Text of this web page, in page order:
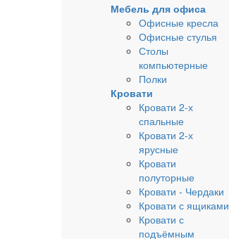
Мебель для офиса
Офисные кресла
Офисные стулья
Столы
компьютерные
Полки
Кровати
Кровати 2-х
спальные
Кровати 2-х
ярусные
Кровати
полуторные
Кровати - Чердаки
Кровати с ящиками
Кровати с
подъёмным